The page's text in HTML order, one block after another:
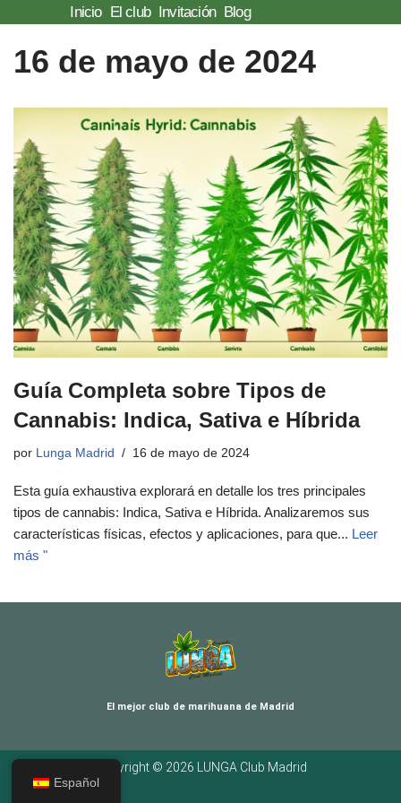
Saltar
al
Inicio El club Invitación Blog
16 de mayo de 2024
Guía Completa sobre Tipos de
Cannabis: Indica, Sativa e Híbrida
por Lunga Madrid 16 de mayo de 2024
Esta guía exhaustiva explorará en detalle los tres principales
tipos de cannabis: Indica, Sativa e Híbrida. Analizaremos sus
características físicas, efectos y aplicaciones, para que... Leer
más "
El mejor club de marihuana de Madrid
Copyright © 2026 LUNGA Club Madrid
Español